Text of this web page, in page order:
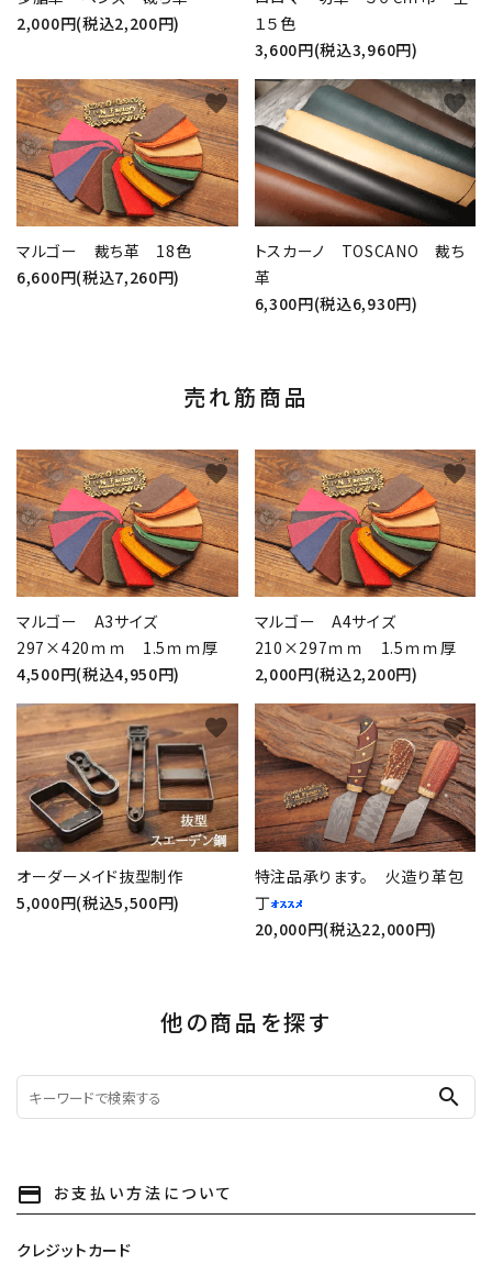
2,000円(税込2,200円)
１５色
3,600円(税込3,960円)
マルゴー 裁ち革 18色
6,600円(税込7,260円)
favorite
トスカーノ TOSCANO 裁ち
革
6,300円(税込6,930円)
favorite
売れ筋商品
マルゴー A3サイズ
297×420ｍｍ 1.5ｍｍ厚
4,500円(税込4,950円)
favorite
マルゴー A4サイズ
210×297ｍｍ 1.5ｍｍ厚
2,000円(税込2,200円)
favorite
オーダーメイド抜型制作
5,000円(税込5,500円)
favorite
特注品承ります。 火造り革包
丁
20,000円(税込22,000円)
favorite
他の商品を探す
search
payment お支払い方法について
クレジットカード